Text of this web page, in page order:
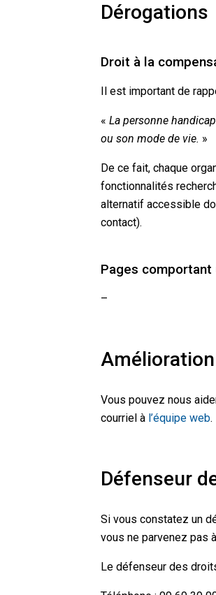
Dérogations
Droit à la
Il est important de
« La personne
ou son mode de vie. »
De ce fait, chaque
fonctionnalités
alternatif accessible
contact).
Pages
–
Vous pouvez nous
courriel à l’équipe web.
Défenseur
Si vous constatez un
vous ne parvenez pas
Le défenseur des